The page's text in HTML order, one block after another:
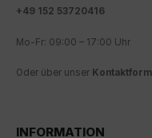
+49 152 53720416
Mo-Fr: 09:00 – 17:00 Uhr
Oder über unser
INFORMATION
Google LLC
verarbeitet, die von
Nutzungsdaten